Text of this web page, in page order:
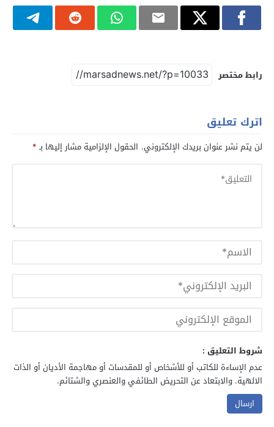
رابط مختصر
اترك تعليق
لن يتم نشر عنوان بريدك الإلكتروني. الحقول الإلزامية مشار إليها بـ*
شروط التعليق :
عدم الإساءة للكاتب أو للأشخاص أو للمقدسات أو مهاجمة الأديان أو الذات
الالهية. والابتعاد عن التحريض الطائفي والعنصري والشتائم.